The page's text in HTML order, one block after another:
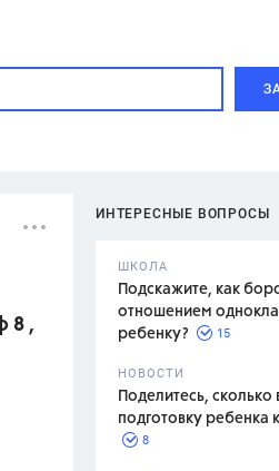
ИНТЕРЕСНЫЕ ВОПРОСЫ
ШКОЛА
Подскажите, как
отношением
ребенку?
15
НОВОСТИ
Поделитесь, сколько
подготовку ребенка
8
8 ,